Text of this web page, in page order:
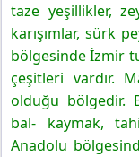
taze yeşillikler,
karışımlar, sürk
bölgesinde İzmir
çeşitleri vardır.
olduğu bölgedir.
bal- kaymak,
Anadolu